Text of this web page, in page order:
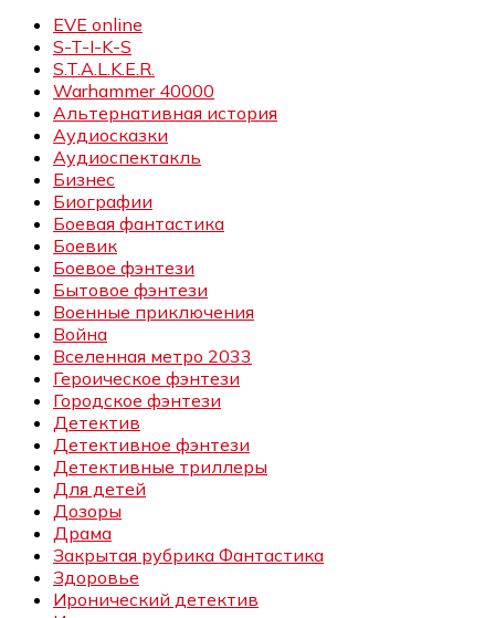
EVE online
S-T-I-K-S
S.T.A.L.K.E.R.
Warhammer 40000
Альтернативная история
Аудиосказки
Аудиоспектакль
Бизнес
Биографии
Боевая фантастика
Боевик
Боевое фэнтези
Бытовое фэнтези
Военные приключения
Война
Вселенная метро 2033
Героическое фэнтези
Городское фэнтези
Детектив
Детективное фэнтези
Детективные триллеры
Для детей
Дозоры
Драма
Закрытая рубрика Фантастика
Здоровье
Иронический детектив